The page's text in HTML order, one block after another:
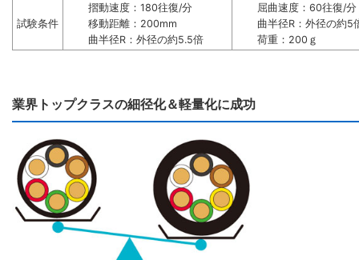
試験条件
摺動速度：180往復/分
移動距離：200mm
曲半径R：外径の約5.5倍
屈曲速度：60往復/分
曲半径R：外径の約5
荷重：200ｇ
業界トップクラスの細径化＆軽量化に成功